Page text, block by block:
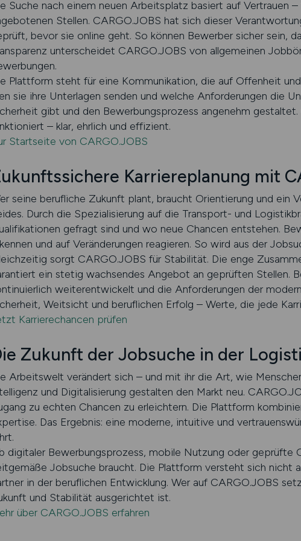
Suche nach einem neuen Arbeitsplatz basiert auf Vertrauen
Stellen. CARGO.JOBS hat sich dieser
bevor sie online geht. So können Bewerber sicher sein,
unterscheidet CARGO.JOBS von allgemeinen
Plattform steht für eine Kommunikation, die auf Offenheit
sie ihre Unterlagen senden und welche Anforderungen die
gibt und den Bewerbungsprozess angenehm
– klar, ehrlich und effizient.
Startseite von CARGO.JOBS
Karriereplanung mit
seine berufliche Zukunft plant, braucht Orientierung und ein
Durch die Spezialisierung auf die Transport- und
gefragt sind und wo neue Chancen entstehen.
und auf Veränderungen reagieren. So wird aus der
sorgt CARGO.JOBS für Stabilität. Die enge
ein stetig wachsendes Angebot an geprüften Stellen.
weiterentwickelt und die Anforderungen der
Weitsicht und beruflichen Erfolg – Werte, die jede
Karrierechancen prüfen
Zukunft der Jobsuche in der
Arbeitswelt verändert sich – und mit ihr die Art, wie
und Digitalisierung gestalten den Markt neu.
zu echten Chancen zu erleichtern. Die Plattform
Das Ergebnis: eine moderne, intuitive und
digitaler Bewerbungsprozess, mobile Nutzung oder geprüfte
Jobsuche braucht. Die Plattform versteht sich nicht
in der beruflichen Entwicklung. Wer auf CARGO.JOBS
und Stabilität ausgerichtet ist.
über CARGO.JOBS erfahren